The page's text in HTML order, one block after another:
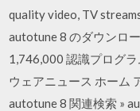
quality video, TV
autotune 8 のダウンロ
1,746,000 認識プログ
ウェアニュース ホーム
autotune 8 関連検索 »